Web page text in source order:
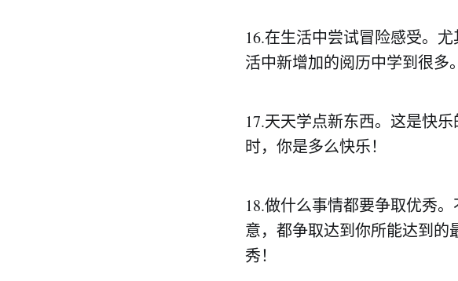
16.在生活中尝试冒险感受。
活中新增加的阅历中学到很多。
17.天天学点新东西。这是快
时，你是多么快乐！
18.做什么事情都要争取优秀
意，都争取达到你所能达到
秀！